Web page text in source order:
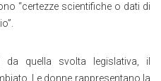
“certezze scientifiche o dati di
da quella svolta legislativa, il
Le donne rappresentano la